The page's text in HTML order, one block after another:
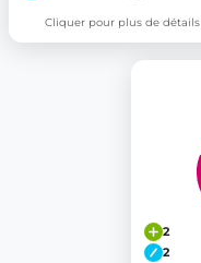
Cliquer pour plus de détails
2
2